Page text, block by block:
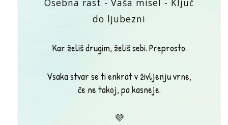
do ljubezni
Kar želiš drugim, želiš sebi. Preprosto.
Vsaka stvar se ti enkrat v življenju vrne,
če ne takoj, pa kasneje.
💜